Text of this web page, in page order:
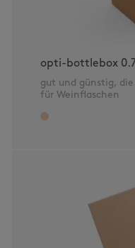
opti-bottlebox
gut und günstig, die
für Weinflaschen